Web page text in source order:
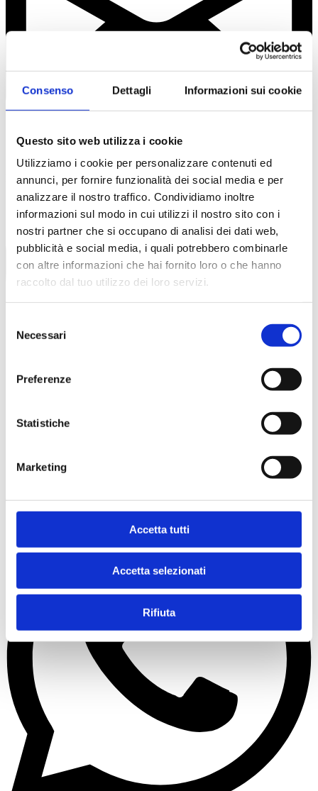
Consenso Dettagli Informazioni sui cookie
Questo sito web utilizza i cookie
Utilizziamo i cookie per personalizzare contenuti ed
annunci, per fornire funzionalità dei social media e per
analizzare il nostro traffico. Condividiamo inoltre
informazioni sul modo in cui utilizzi il nostro sito con i
nostri partner che si occupano di analisi dei dati web,
pubblicità e social media, i quali potrebbero combinarle
con altre informazioni che hai fornito loro o che hanno
raccolto dal tuo utilizzo dei loro servizi.
delNecessari
Preferenze
Statistiche
Marketing
Accetta tutti
Accetta selezionati
Rifiuta
helpyoutregnago@gmail.com
0452226059